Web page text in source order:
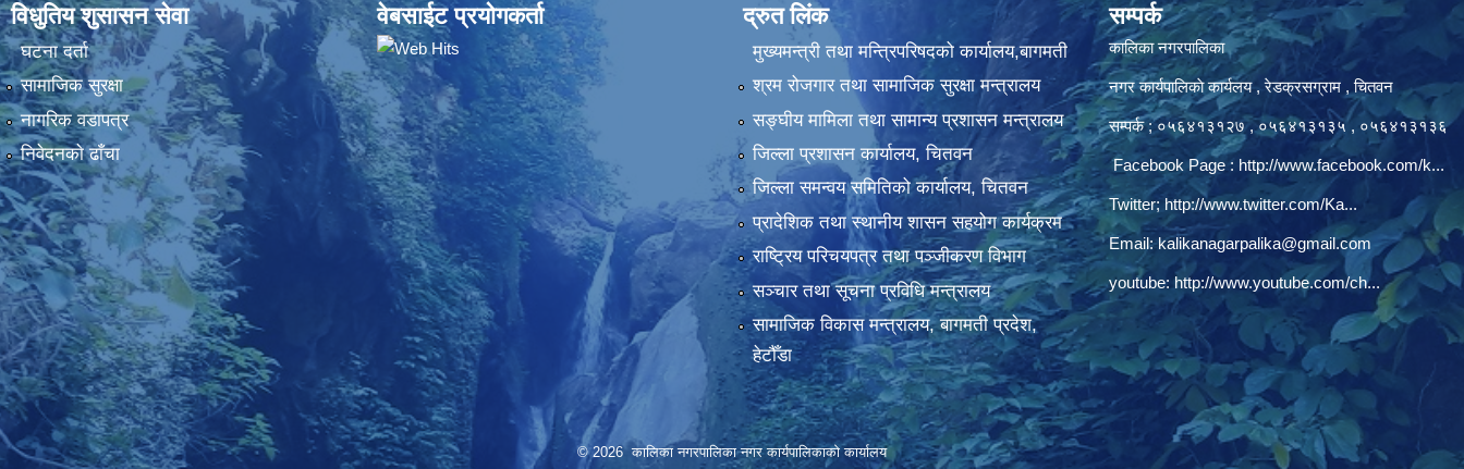
विधुतिय शुसासन सेवा
घटना दर्ता
सामाजिक सुरक्षा
नागरिक वडापत्र
निवेदनकाे ढाँचा
वेबसाईट प्रयोगकर्ता द्रुत लिंक
मुख्यमन्त्री तथा मन्त्रिपरिषदको कार्यालय,बागमती
श्रम रोजगार तथा सामाजिक सुरक्षा मन्त्रालय
सङ्‍घीय मामिला तथा सामान्य प्रशासन मन्त्रालय
जिल्ला प्रशासन कार्यालय, चितवन
जिल्ला समन्वय समितिको कार्यालय, चितवन
प्रादेशिक तथा स्थानीय शासन सहयोग कार्यक्रम
राष्ट्रिय परिचयपत्र तथा पञ्‍जीकरण विभाग
सञ्‍चार तथा सूचना प्रविधि मन्त्रालय
सामाजिक विकास मन्त्रालय, बागमती प्रदेश,
हेटौँडा
सम्पर्क
कालिका नगरपालिका
नगर कार्यपालिकाे कार्यलय‍ , रेडक्रसग्राम , चितवन
सम्पर्क ; ०५६४१३१२७ , ०५६४१३१३५ , ०५६४१३१३६
Facebook Page : http://www.facebook.com/k...
Twitter; http://www.twitter.com/Ka...
Email:kalikanagarpalika@gmail.com
youtube: http://www.youtube.com/ch...
© 2026 कालिका नगरपालिका नगर कार्यपालिकाकाे कार्यालय